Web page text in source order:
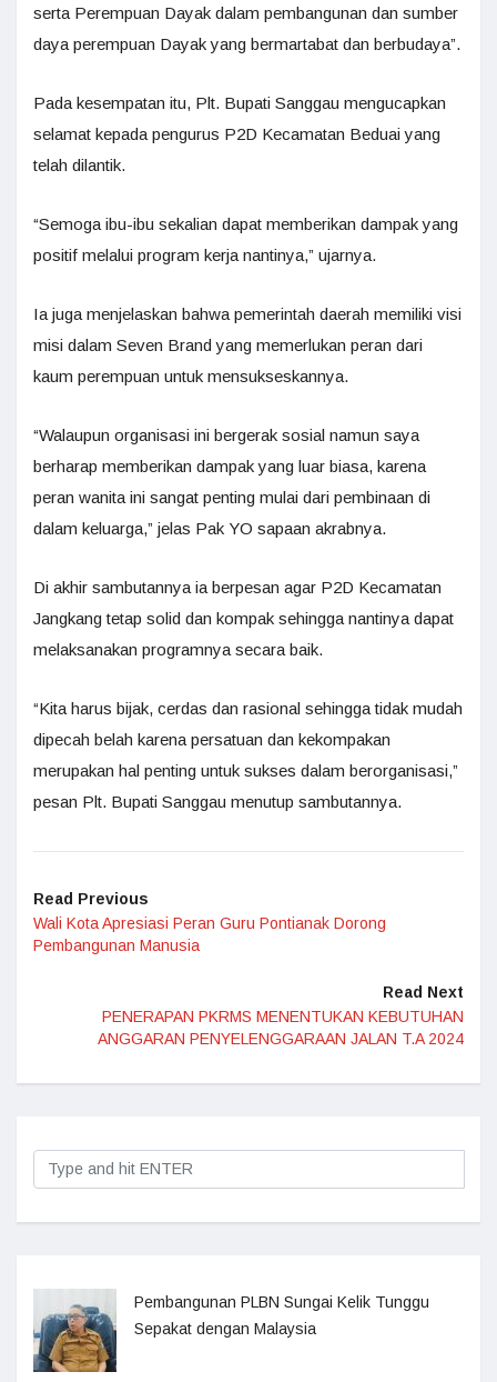
serta Perempuan Dayak dalam pembangunan dan sumber
daya perempuan Dayak yang bermartabat dan berbudaya”.
Pada kesempatan itu, Plt. Bupati Sanggau mengucapkan
selamat kepada pengurus P2D Kecamatan Beduai yang
telah dilantik.
“Semoga ibu-ibu sekalian dapat memberikan dampak yang
positif melalui program kerja nantinya,” ujarnya.
Ia juga menjelaskan bahwa pemerintah daerah memiliki visi
misi dalam Seven Brand yang memerlukan peran dari
kaum perempuan untuk mensukseskannya.
“Walaupun organisasi ini bergerak sosial namun saya
berharap memberikan dampak yang luar biasa, karena
peran wanita ini sangat penting mulai dari pembinaan di
dalam keluarga,” jelas Pak YO sapaan akrabnya.
Di akhir sambutannya ia berpesan agar P2D Kecamatan
Jangkang tetap solid dan kompak sehingga nantinya dapat
melaksanakan programnya secara baik.
“Kita harus bijak, cerdas dan rasional sehingga tidak mudah
dipecah belah karena persatuan dan kekompakan
merupakan hal penting untuk sukses dalam berorganisasi,”
pesan Plt. Bupati Sanggau menutup sambutannya.
Read Previous
Wali Kota Apresiasi Peran Guru Pontianak Dorong
Pembangunan Manusia
Read Next
PENERAPAN PKRMS MENENTUKAN KEBUTUHAN
ANGGARAN PENYELENGGARAAN JALAN T.A 2024
Pembangunan PLBN Sungai Kelik Tunggu
Sepakat dengan Malaysia